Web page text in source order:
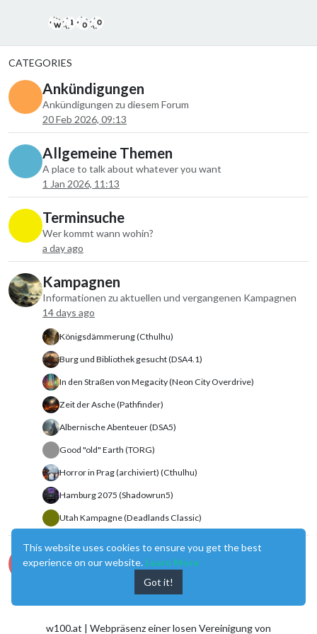
CATEGORIES
Ankündigungen
Ankündigungen zu diesem Forum
20 Feb 2026, 09:13
Allgemeine Themen
A place to talk about whatever you want
1 Jan 2026, 11:13
Terminsuche
Wer kommt wann wohin?
a day ago
Kampagnen
Informationen zu aktuellen und vergangenen Kampagnen
14 days ago
Königsdämmerung (Cthulhu)
Burg und Bibliothek gesucht (DSA4.1)
In den Straßen von Megacity (Neon City Overdrive)
Zeit der Asche (Pathfinder)
Albernische Abenteuer (DSA5)
Good "old" Earth (TORG)
Horror in Prag (archiviert) (Cthulhu)
Hamburg 2075 (Shadowrun5)
Utah Kampagne (Deadlands Classic)
Comments & Feedback
Got a question? Ask away!
w100.at | Webpräsenz einer losen Vereinigung von
This website uses cookies to ensure you get the best
experience on our website. Learn More
Got it!